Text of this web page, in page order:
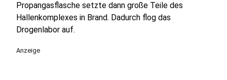
Propangasflasche setzte dann große Teile des
Hallenkomplexes in Brand. Dadurch flog das
Drogenlabor auf.
Anzeige